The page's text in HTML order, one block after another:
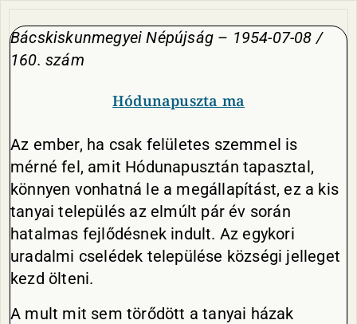
Bácskiskunmegyei Népújság – 1954-07-08 /
160. szám
Hódunapuszta ma
Az ember, ha csak felületes szemmel is
mérné fel, amit Hódunapusztán tapasztal,
könnyen vonhatná le a megállapítást, ez a kis
tanyai település az elmúlt pár év során
hatalmas fejlődésnek indult. Az egykori
uradalmi cselédek települése községi jelleget
kezd ölteni.
A mult mit sem törődött a tanyai házak